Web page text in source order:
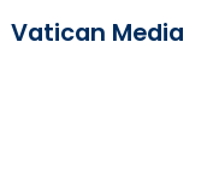
Vatican Media